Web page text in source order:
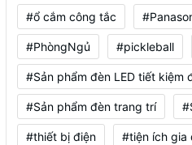
#ổ cắm công tắc
#PhòngNgủ #pickleball
#Sản phẩm đèn LED tiết kiệm
#Sản phẩm đèn trang trí
#thiết bị điện #tiện ích gia